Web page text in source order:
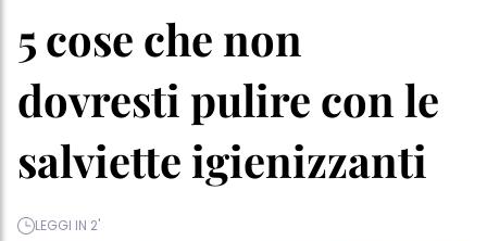
5 cose che non
dovresti pulire con le
salviette igienizzanti
LEGGI IN 2'